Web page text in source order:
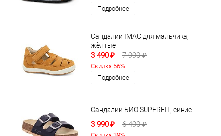
Подробнее
Сандалии IMAC для мальчика,
жёлтые
3 490 ₽ 7 990 ₽
Скидка 56%
Подробнее
Сандалии БИО SUPERFIT, синие
3 990 ₽ 6 490 ₽